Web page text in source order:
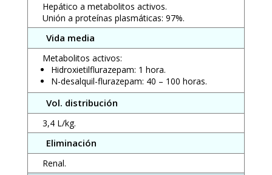
Hepático a metabolitos activos.
Unión a proteínas plasmáticas: 97%.
Vida media
Metabolitos activos:
Hidroxietilflurazepam: 1 hora.
N-desalquil-flurazepam: 40 – 100 horas.
Vol. distribución
3,4 L/kg.
Eliminación
Renal.